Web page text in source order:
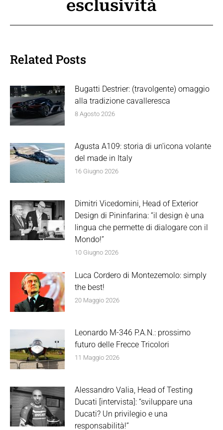
post:
esclusività
Related Posts
Bugatti Destrier: (travolgente) omaggio
alla tradizione cavalleresca
8 Agosto 2026
Agusta A109: storia di un’icona volante
del made in Italy
16 Giugno 2026
Dimitri Vicedomini, Head of Exterior
Design di Pininfarina: “il design è una
lingua che permette di dialogare con il
Mondo!”
10 Giugno 2026
Luca Cordero di Montezemolo: simply
the best!
20 Maggio 2026
Leonardo M-346 P.A.N.: prossimo
futuro delle Frecce Tricolori
11 Maggio 2026
Alessandro Valia, Head of Testing
Ducati [intervista]: “sviluppare una
Ducati? Un privilegio e una
responsabilità!”